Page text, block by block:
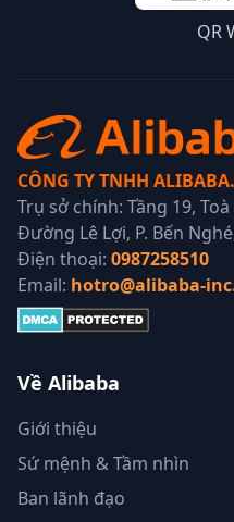
QR
CÔNG TY TNHH
Trụ sở chính: Tầng 19,
Đường Lê Lợi, P. Bến
Điện thoại: 0987258510
Email: hotro@alibaba-
Về Alibaba
Giới thiệu
Sứ mệnh & Tầm nhìn
Ban lãnh đạo